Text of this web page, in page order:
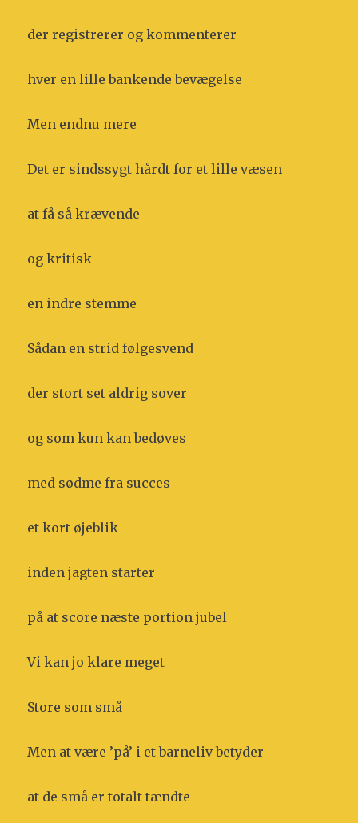
der registrerer og kommenterer
hver en lille bankende bevægelse
Men endnu mere
Det er sindssygt hårdt for et lille væsen
at få så krævende
og kritisk
en indre stemme
Sådan en strid følgesvend
der stort set aldrig sover
og som kun kan bedøves
med sødme fra succes
et kort øjeblik
inden jagten starter
på at score næste portion jubel
Vi kan jo klare meget
Store som små
Men at være ’på’ i et barneliv betyder
at de små er totalt tændte